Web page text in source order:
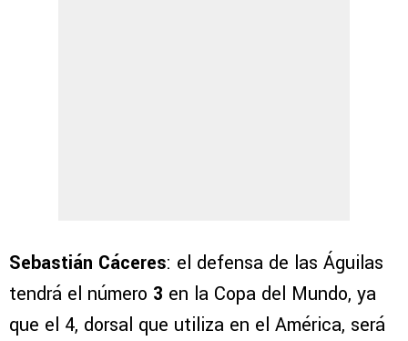
Sebastián Cáceres: el defensa de las Águilas
tendrá el número 3 en la Copa del Mundo, ya
que el 4, dorsal que utiliza en el América, será